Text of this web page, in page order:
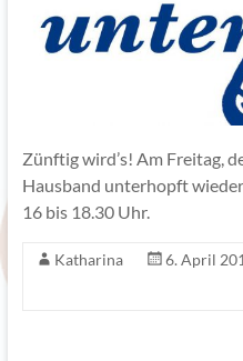
Zünftig wird’s! Am Freitag,
Hausband unterhopft
16 bis 18.30 Uhr.
Katharina 6. April